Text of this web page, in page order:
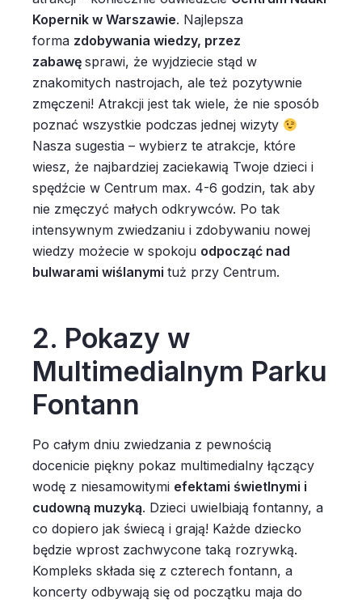
Kopernik w Warszawie. Najlepsza
forma zdobywania wiedzy, przez
zabawę sprawi, że wyjdziecie stąd w
znakomitych nastrojach, ale też pozytywnie
zmęczeni! Atrakcji jest tak wiele, że nie sposób
poznać wszystkie podczas jednej wizyty
Nasza sugestia – wybierz te atrakcje, które
wiesz, że najbardziej zaciekawią Twoje dzieci i
spędźcie w Centrum max. 4-6 godzin, tak aby
nie zmęczyć małych odkrywców. Po tak
intensywnym zwiedzaniu i zdobywaniu nowej
wiedzy możecie w spokoju odpocząć nad
bulwarami wiślanymi tuż przy Centrum.
2. Pokazy w
Multimedialnym Parku
Fontann
Po całym dniu zwiedzania z pewnością
docenicie piękny pokaz multimedialny łączący
wodę z niesamowitymi efektami świetlnymi i
cudowną muzyką. Dzieci uwielbiają fontanny, a
co dopiero jak świecą i grają! Każde dziecko
będzie wprost zachwycone taką rozrywką.
Kompleks składa się z czterech fontann, a
koncerty odbywają się od początku maja do